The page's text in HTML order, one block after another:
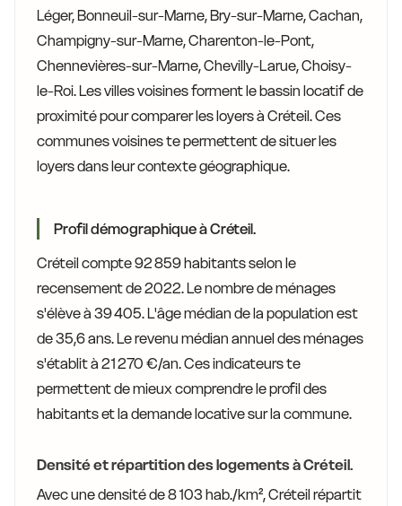
Léger, Bonneuil-sur-Marne, Bry-sur-Marne, Cachan,
Champigny-sur-Marne, Charenton-le-Pont,
Chennevières-sur-Marne, Chevilly-Larue, Choisy-
le-Roi. Les villes voisines forment le bassin locatif de
proximité pour comparer les loyers à Créteil. Ces
communes voisines te permettent de situer les
loyers dans leur contexte géographique.
Profil démographique à Créteil.
Créteil compte 92 859 habitants selon le
recensement de 2022. Le nombre de ménages
s'élève à 39 405. L'âge médian de la population est
de 35,6 ans. Le revenu médian annuel des ménages
s'établit à 21 270 €/an. Ces indicateurs te
permettent de mieux comprendre le profil des
habitants et la demande locative sur la commune.
Densité et répartition des logements à Créteil.
Avec une densité de 8 103 hab./km², Créteil répartit